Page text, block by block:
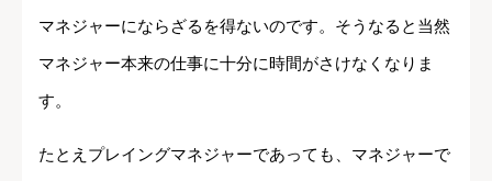
マネジャーにならざるを得ないのです。そうなると当然
マネジャー本来の仕事に十分に時間がさけなくなりま
す。
たとえプレイングマネジャーであっても、マネジャーで